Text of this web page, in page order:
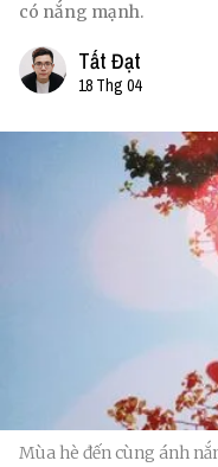
có nắng mạnh.
Tất Đạt
18 Thg 04
Mùa hè đến cùng ánh